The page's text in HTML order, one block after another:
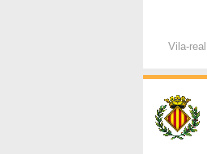
Vila-real